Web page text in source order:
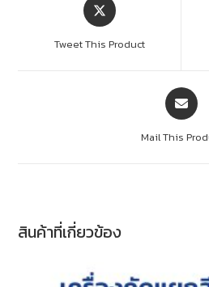
Tweet This Product
Mail This
สินค้าที่เกี่ยวข้อง